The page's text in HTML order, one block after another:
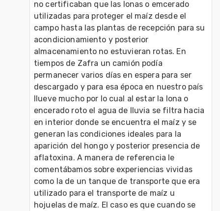
no certificaban que las lonas o emcerado
utilizadas para proteger el maíz desde el
campo hasta las plantas de recepción para su
acondicionamiento y posterior
almacenamiento no estuvieran rotas. En
tiempos de Zafra un camión podía
permanecer varios días en espera para ser
descargado y para esa época en nuestro país
llueve mucho por lo cual al estar la lona o
encerado roto el agua de lluvia se filtra hacia
en interior donde se encuentra el maíz y se
generan las condiciones ideales para la
aparición del hongo y posterior presencia de
aflatoxina. A manera de referencia le
comentábamos sobre experiencias vividas
como la de un tanque de transporte que era
utilizado para el transporte de maíz u
hojuelas de maíz. El caso es que cuando se